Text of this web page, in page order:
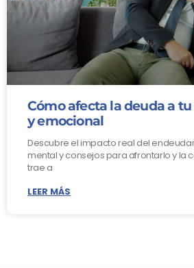
Cómo afecta la deuda a
y emocional
Descubre el impacto real del
mental y consejos para afrontarlo y la
trae a
LEER MÁS